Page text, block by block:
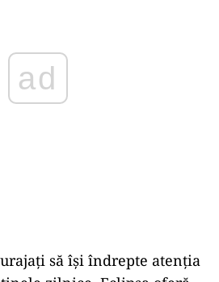
ad
să își îndrepte atenția